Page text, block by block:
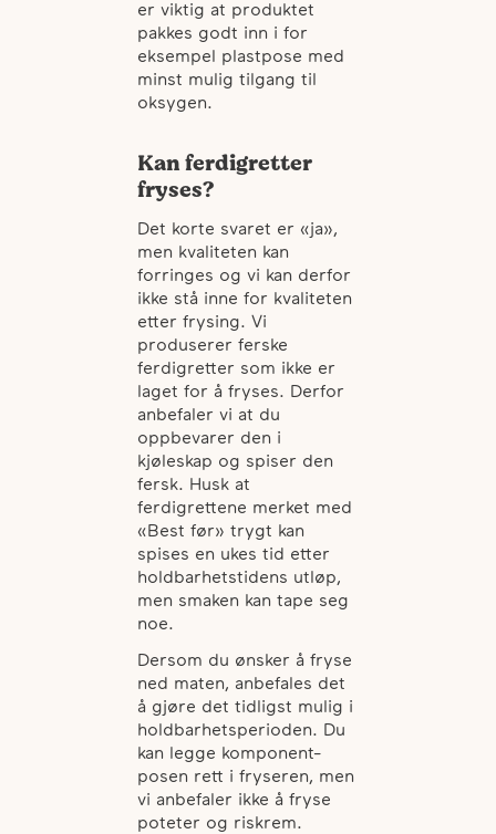
er viktig at produktet
pakkes godt inn i for
eksempel plastpose med
minst mulig tilgang til
oksygen.
Kan ferdigretter
fryses?
Det korte svaret er «ja»,
men kvaliteten kan
forringes og vi kan derfor
ikke stå inne for kvaliteten
etter frysing. Vi
produserer ferske
ferdigretter som ikke er
laget for å fryses. Derfor
anbefaler vi at du
oppbevarer den i
kjøleskap og spiser den
fersk. Husk at
ferdigrettene merket med
«Best før» trygt kan
spises en ukes tid etter
holdbarhetstidens utløp,
men smaken kan tape seg
noe.
Dersom du ønsker å fryse
ned maten, anbefales det
å gjøre det tidligst mulig i
holdbarhetsperioden. Du
kan legge komponent-
posen rett i fryseren, men
vi anbefaler ikke å fryse
poteter og riskrem.